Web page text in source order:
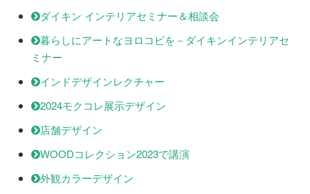
ダイキン インテリアセミナー＆相談会
暮らしにアートなヨロコビを－ダイキンインテリアセ
ミナー
インドデザインレクチャー
2024モクコレ展示デザイン
店舗デザイン
WOODコレクション2023で講演
外観カラーデザイン